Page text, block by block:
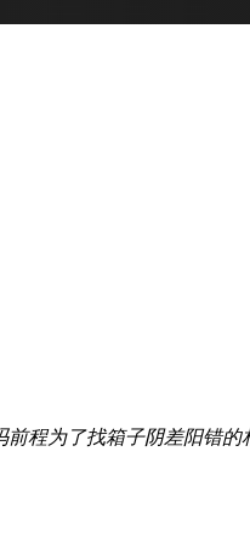
程为了找箱子阴差阳错